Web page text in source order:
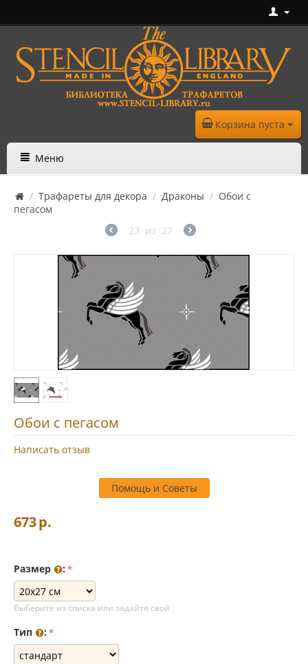
Корзина пуста
Меню
/ Трафареты для декора / Драконы / Обои с
пегасом
23 из 27
Обои с пегасом
Написать отзыв
Помощь и Советы
673р.
Размер :
Выберите из списка или задайте свой
Тип :